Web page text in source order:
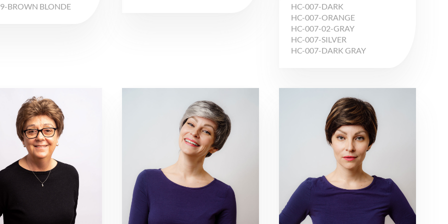
BROWN BLONDE
HC-007-DARK
HC-007-ORANGE
HC-007-02-GRAY
HC-007-SILVER
HC-007-DARK GRAY